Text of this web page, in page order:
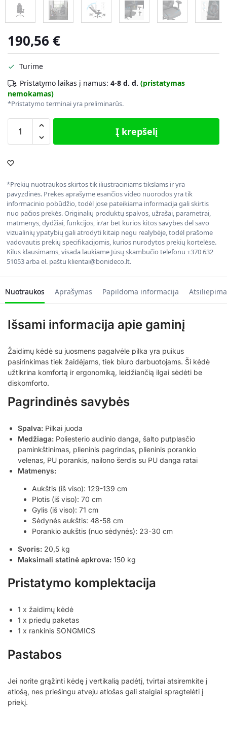
190,56 €
Turime
Pristatymo laikas į namus: 4-8 d. d. (pristatymas
nemokamas)
*Pristatymo terminai yra preliminarūs.
Į krepšelį
*Prekių nuotraukos skirtos tik iliustraciniams tikslams ir yra
pavyzdinės. Prekės aprašyme esančios video nuorodos yra tik
informacinio pobūdžio, todėl jose pateikiama informacija gali skirtis
nuo pačios prekės. Originalių produktų spalvos, užrašai, parametrai,
matmenys, dydžiai, funkcijos, ir/ar bet kurios kitos savybės dėl savo
vizualinių ypatybių gali atrodyti kitaip negu realybėje, todėl prašome
vadovautis prekių specifikacijomis, kurios nurodytos prekių kortelėse.
Kilus klausimams, visada laukiame Jūsų skambučio telefonu +370 632
51053 arba el. paštu klientai@bonideco.lt.
Nuotraukos Aprašymas Papildoma informacija
Išsami informacija apie gaminį
Žaidimų kėdė su juosmens pagalvėle pilka yra puikus
pasirinkimas tiek žaidėjams, tiek biuro darbuotojams. Ši kėdė
užtikrina komfortą ir ergonomiką, leidžiančią ilgai sėdėti be
diskomforto.
Pagrindinės savybės
Spalva: Pilkai juoda
Medžiaga: Poliesterio audinio danga, šalto putplasčio
paminkštinimas, plieninis pagrindas, plieninis porankio
velenas, PU porankis, nailono šerdis su PU danga ratai
Matmenys:
Aukštis (iš viso): 129-139 cm
Plotis (iš viso): 70 cm
Gylis (iš viso): 71 cm
Sėdynės aukštis: 48-58 cm
Porankio aukštis (nuo sėdynės): 23-30 cm
Svoris: 20,5 kg
Maksimali statinė apkrova: 150 kg
Pristatymo komplektacija
1 x žaidimų kėdė
1 x priedų paketas
1 x rankinis SONGMICS
Pastabos
Jei norite grąžinti kėdę į vertikalią padėtį, tvirtai atsiremkite į
atlošą, nes priešingu atveju atlošas gali staigiai spragtelėti į
priekį.